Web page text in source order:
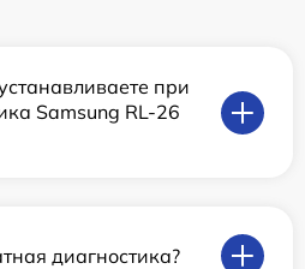
при
Samsung RL-26
диагностика?